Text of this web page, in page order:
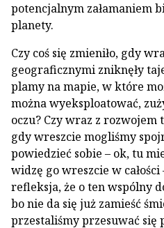
potencjalnym załamaniem
planety.
Czy coś się zmieniło, gdy
geograficznymi zniknęły
plamy na mapie, w które
można wyeksploatować,
oczu? Czy wraz z
gdy wreszcie mogliśmy
powiedzieć sobie – ok, tu
widzę go wreszcie w całości
refleksja, że o ten wspólny
bo nie da się już zamieść
przestaliśmy przesuwać się